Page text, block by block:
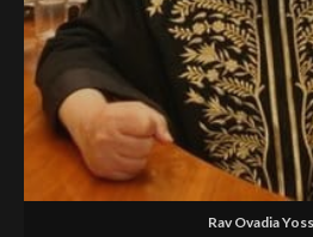
Rav Ovadia